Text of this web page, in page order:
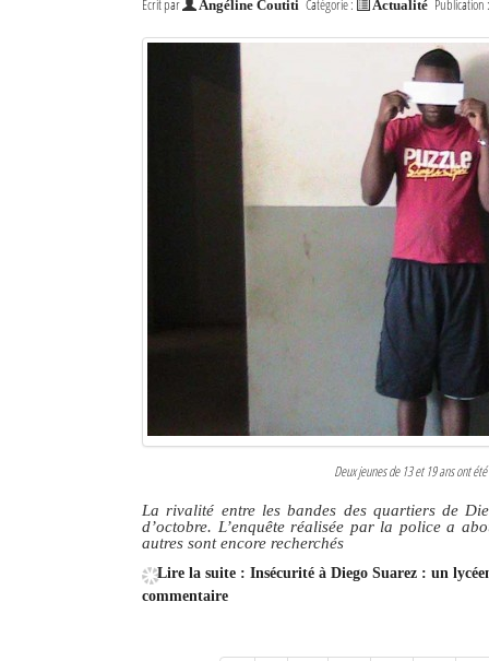
Écrit par Angéline Coutiti Catégorie : Actualité
Deux jeunes de 13 et 19 ans ont
La rivalité entre les bandes des quartiers de
d’octobre. L’enquête réalisée par la police a
autres sont encore recherchés
Lire la suite : Insécurité à Diego Suarez : un
commentaire